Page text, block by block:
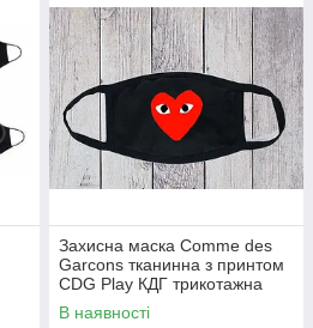
Захисна маска Comme des
Garcons тканинна з принтом
CDG Play КДГ трикотажна
маска багаторазова з
бавовни
В наявності